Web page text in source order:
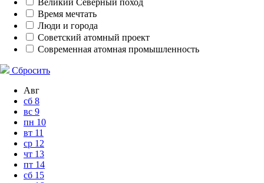
Время мечтать
Люди и города
Советский атомный проект
Современная атомная промышленность
Сбросить
Авг
сб 8
вс 9
пн 10
вт 11
ср 12
чт 13
пт 14
сб 15